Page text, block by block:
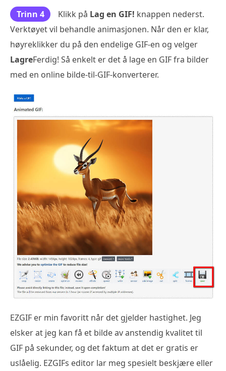
Trinn 4 Klikk på Lag en GIF! knappen nederst.
Verktøyet vil behandle animasjonen. Når den er klar,
høyreklikker du på den endelige GIF-en og velger
LagreFerdig! Så enkelt er det å lage en GIF fra bilder
med en online bilde-til-GIF-konverterer.
EZGIF er min favoritt når det gjelder hastighet. Jeg
elsker at jeg kan få et bilde av anstendig kvalitet til
GIF på sekunder, og det faktum at det er gratis er
uslåelig. EZGIFs editor lar meg spesielt beskjære eller